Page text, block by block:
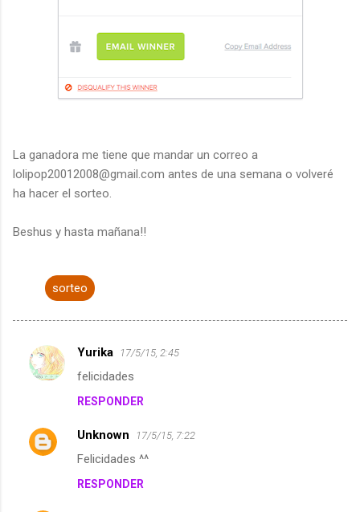
La ganadora me tiene que mandar un correo a
lolipop20012008@gmail.com antes de una semana o volveré
ha hacer el sorteo.
Beshus y hasta mañana!!
sorteo
C
o
e
n
Yurika 17/5/15, 2:45
felicidades
RESPONDER
Unknown 17/5/15, 7:22
Felicidades ^^
RESPONDER